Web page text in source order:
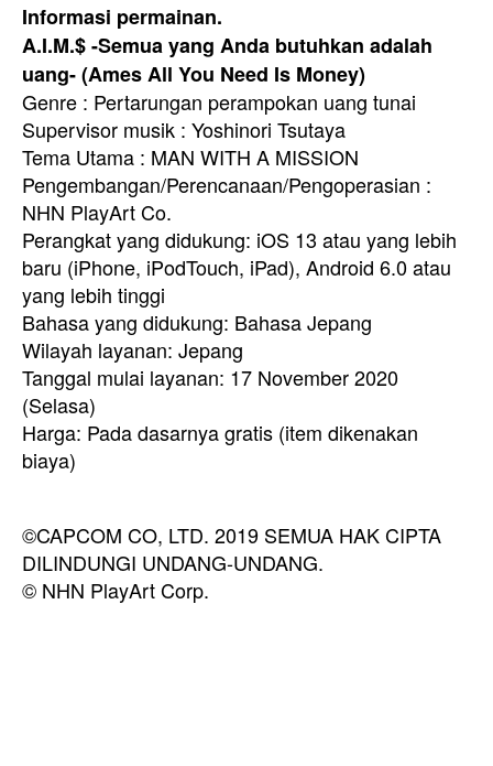
Informasi permainan.
A.I.M.$ -Semua yang Anda butuhkan adalah
uang- (Ames All You Need Is Money)
Genre : Pertarungan perampokan uang tunai
Supervisor musik : Yoshinori Tsutaya
Tema Utama : MAN WITH A MISSION
Pengembangan/Perencanaan/Pengoperasian :
NHN PlayArt Co.
Perangkat yang didukung: iOS 13 atau yang lebih
baru (iPhone, iPodTouch, iPad), Android 6.0 atau
yang lebih tinggi
Bahasa yang didukung: Bahasa Jepang
Wilayah layanan: Jepang
Tanggal mulai layanan: 17 November 2020
(Selasa)
Harga: Pada dasarnya gratis (item dikenakan
biaya)
©CAPCOM CO, LTD. 2019 SEMUA HAK CIPTA
DILINDUNGI UNDANG-UNDANG.
© NHN PlayArt Corp.